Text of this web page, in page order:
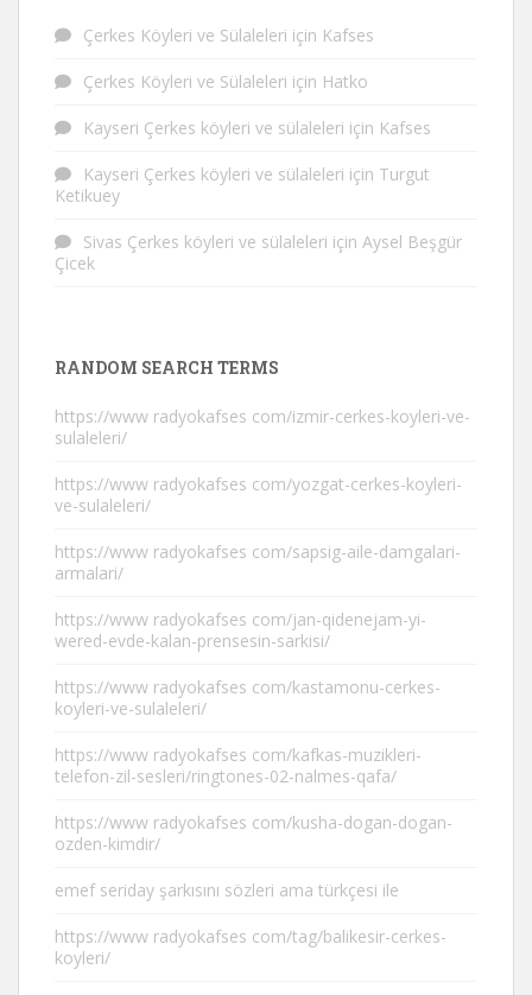
Çerkes Köyleri ve Sülaleleri için Kafses
Çerkes Köyleri ve Sülaleleri için Hatko
Kayseri Çerkes köyleri ve sülaleleri için Kafses
Kayseri Çerkes köyleri ve sülaleleri için Turgut
Ketikuey
Sivas Çerkes köyleri ve sülaleleri için Aysel Beşgür
Çicek
RANDOM SEARCH TERMS
https://www radyokafses com/izmir-cerkes-koyleri-ve-
sulaleleri/
https://www radyokafses com/yozgat-cerkes-koyleri-
ve-sulaleleri/
https://www radyokafses com/sapsig-aile-damgalari-
armalari/
https://www radyokafses com/jan-qidenejam-yi-
wered-evde-kalan-prensesin-sarkisi/
https://www radyokafses com/kastamonu-cerkes-
koyleri-ve-sulaleleri/
https://www radyokafses com/kafkas-muzikleri-
telefon-zil-sesleri/ringtones-02-nalmes-qafa/
https://www radyokafses com/kusha-dogan-dogan-
ozden-kimdir/
emef seriday şarkısını sözleri ama türkçesi ile
https://www radyokafses com/tag/balikesir-cerkes-
koyleri/